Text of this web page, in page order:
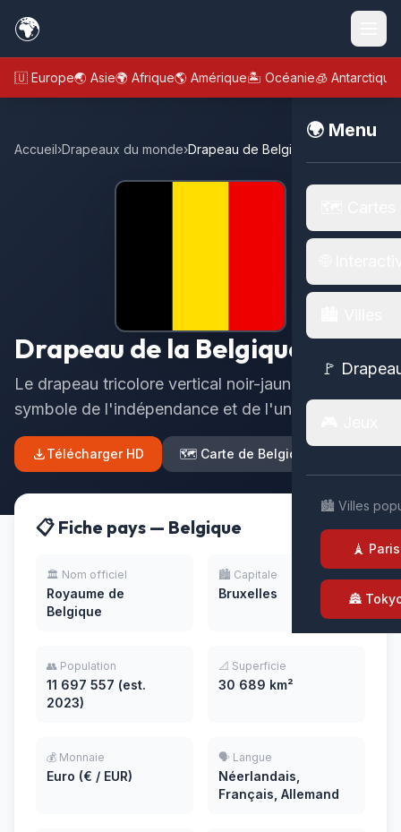
🌍
🇪🇺 Europe🌏 Asie🌍 Afrique🌎 Amérique🏝️ Océanie🧊 Antarctique
🌍 Menu
🚩
🏙️ Villes
🗼 Paris
🏯
Accueil›Drapeaux du monde›Drapeau de Belgique
Drapeau de la Belgique
Le drapeau tricolore vertical noir-jaune-rouge,
symbole de l'indépendance et de l'unité nationale
Télécharger HD 🗺️ Carte de Belgique
📋 Fiche pays — Belgique
🏛️ Nom officiel
Royaume de
Belgique
🏙️ Capitale
Bruxelles
👥 Population
11 697 557 (est.
2023)
📐 Superficie
30 689 km²
💰 Monnaie
Euro (€ / EUR)
🗣️ Langue
Néerlandais,
Français, Allemand